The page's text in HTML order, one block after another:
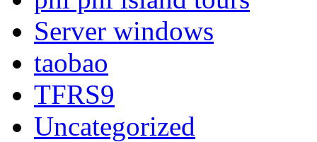
Server windows
taobao
TFRS9
Uncategorized